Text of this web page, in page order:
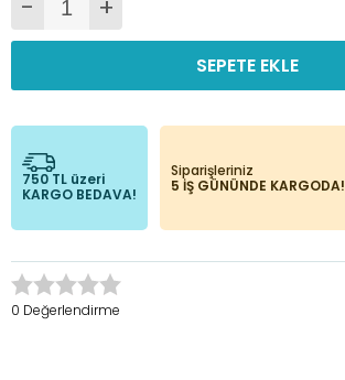
- +
SEPETE EKLE
750 TL üzeri
KARGO BEDAVA!
Siparişleriniz
5 İŞ GÜNÜNDE KARGODA!
0 Değerlendirme